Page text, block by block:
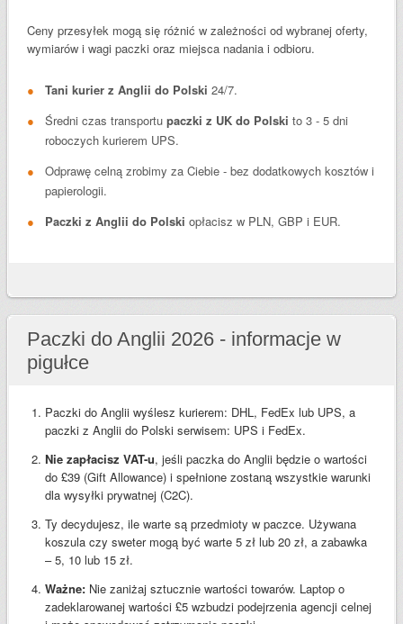
Ceny przesyłek mogą się różnić w zależności od wybranej oferty,
wymiarów i wagi paczki oraz miejsca nadania i odbioru.
Tani kurier z Anglii do Polski 24/7.
Średni czas transportu paczki z UK do Polski to 3 - 5 dni
roboczych kurierem UPS.
Odprawę celną zrobimy za Ciebie - bez dodatkowych kosztów i
papierologii.
Paczki z Anglii do Polski opłacisz w PLN, GBP i EUR.
Paczki do Anglii 2026 - informacje w
pigułce
Paczki do Anglii wyślesz kurierem: DHL, FedEx lub UPS, a
paczki z Anglii do Polski serwisem: UPS i FedEx.
Nie zapłacisz VAT-u, jeśli paczka do Anglii będzie o wartości
do £39 (Gift Allowance) i spełnione zostaną wszystkie warunki
dla wysyłki prywatnej (C2C).
Ty decydujesz, ile warte są przedmioty w paczce. Używana
koszula czy sweter mogą być warte 5 zł lub 20 zł, a zabawka
– 5, 10 lub 15 zł.
Ważne: Nie zaniżaj sztucznie wartości towarów. Laptop o
zadeklarowanej wartości £5 wzbudzi podejrzenia agencji celnej